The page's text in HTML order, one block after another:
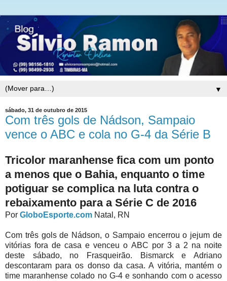
▼
sábado, 31 de outubro de 2015
Com três gols de Nádson, Sampaio
vence o ABC e cola no G-4 da Série B
Tricolor maranhense fica com um ponto
a menos que o Bahia, enquanto o time
potiguar se complica na luta contra o
rebaixamento para a Série C de 2016
Por GloboEsporte.com Natal, RN
Com três gols de Nádson, o Sampaio encerrou o jejum de
vitórias fora de casa e venceu o ABC por 3 a 2 na noite
deste sábado, no Frasqueirão. Bismarck e Adriano
descontaram para os donso da casa. A vitória, mantém o
time maranhense colado no G-4 e sonhando com o acesso